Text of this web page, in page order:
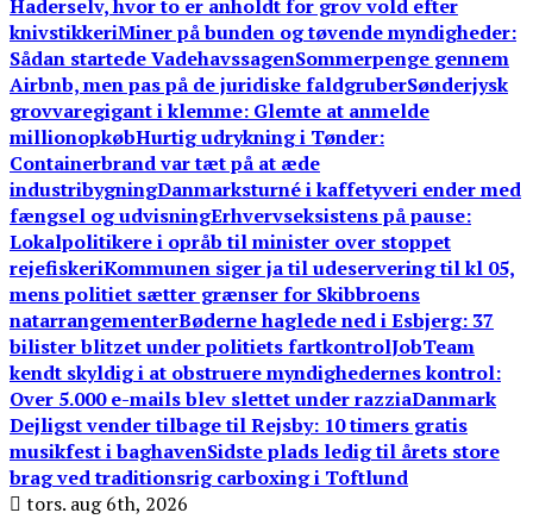
Haderselv, hvor to er anholdt for grov vold efter
knivstikkeriMiner på bunden og tøvende myndigheder:
Sådan startede VadehavssagenSommerpenge gennem
Airbnb, men pas på de juridiske faldgruberSønderjysk
grovvaregigant i klemme: Glemte at anmelde
millionopkøbHurtig udrykning i Tønder:
Containerbrand var tæt på at æde
industribygningDanmarksturné i kaffetyveri ender med
fængsel og udvisningErhvervseksistens på pause:
Lokalpolitikere i opråb til minister over stoppet
rejefiskeriKommunen siger ja til udeservering til kl 05,
mens politiet sætter grænser for Skibbroens
natarrangementerBøderne haglede ned i Esbjerg: 37
bilister blitzet under politiets fartkontrolJobTeam
kendt skyldig i at obstruere myndighedernes kontrol:
Over 5.000 e-mails blev slettet under razziaDanmark
Dejligst vender tilbage til Rejsby: 10 timers gratis
musikfest i baghavenSidste plads ledig til årets store
brag ved traditionsrig carboxing i Toftlund
tors. aug 6th, 2026